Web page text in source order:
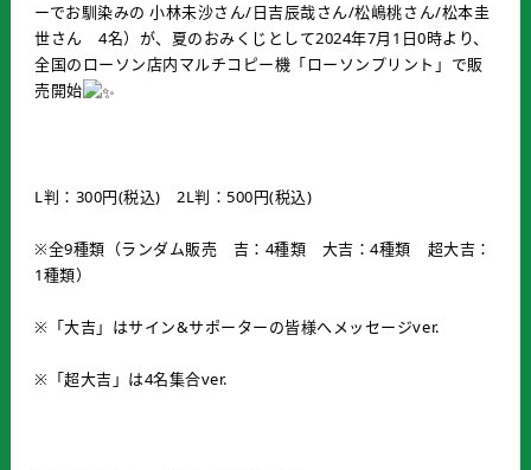
ーでお馴染みの 小林未沙さん/日吉辰哉さん/松嶋桃さん/松本圭
世さん 4名）が、夏のおみくじとして2024年7月1日0時より、
全国のローソン店内マルチコピー機「ローソンプリント」で販
売開始
L判：300円(税込) 2L判：500円(税込)
※全9種類（ランダム販売 吉：4種類 大吉：4種類 超大吉：
1種類）
※「大吉」はサイン&サポーターの皆様へメッセージver.
※「超大吉」は4名集合ver.